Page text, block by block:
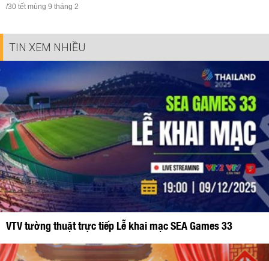
/30 tết mùng 9 tháng 2
TIN XEM NHIỀU
VTV tường thuật trực tiếp Lễ khai mạc SEA Games 33